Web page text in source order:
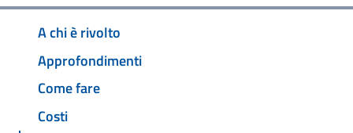
A chi è rivolto
Approfondimenti
Come fare
Costi